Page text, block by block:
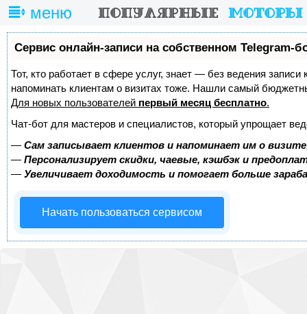
меню
Сервис онлайн-записи на собственном Telegram-
Тот, кто работает в сфере услуг, знает — без ведения
напоминать клиентам о визитах тоже. Нашли самый
Для новых пользователей первый месяц бесплатно.
Чат-бот для мастеров и специалистов, который упрощает
— Сам записывает клиентов и напоминает им о
— Персонализирует скидки, чаевые, кэшбэк и
— Увеличивает доходимость и помогает больше
Начать пользоваться сервисом